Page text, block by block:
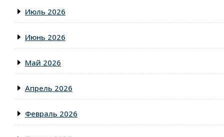
Июль 2026
Июнь 2026
Май 2026
Апрель 2026
Февраль 2026